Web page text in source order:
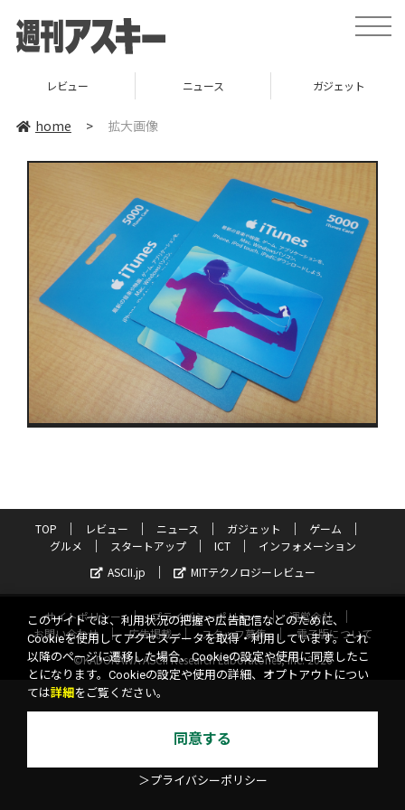
toggle
レビュー ニュース ガジェット
home > 拡大画像
TOP レビュー ニュース ガジェット
ゲーム
グルメ
スタートアップ ICT
インフォメーション
ASCII.jp
MITテクノロジーレビュー
サイトポリシー プライバシーポリシー
運営会社
お問い合わせ
広告掲載 スタッフ募集
電子版について
©KADOKAWA ASCII Research Laboratories, Inc. 2026
このサイトでは、利用状況の把握や広告配信などのために、
Cookieを使用してアクセスデータを取得・利用しています。これ
以降のページに遷移した場合、Cookieの設定や使用に同意したこ
とになります。Cookieの設定や使用の詳細、オプトアウトについ
ては詳細 をご覧ください。
同意する
＞プライバシーポリシー